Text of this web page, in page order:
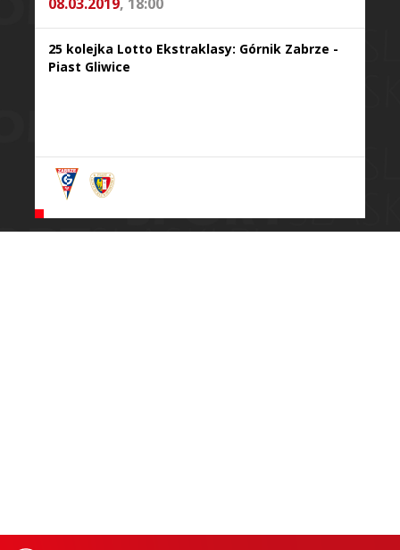
25 kolejka Lotto Ekstraklasy: Górnik Zabrze -
Piast Gliwice